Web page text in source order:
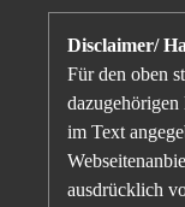
Disclaimer/
Für den oben
im Text
ausdrücklich